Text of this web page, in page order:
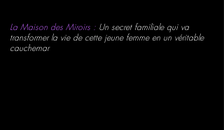
La Maison des Miroirs : Un secret familiale qui va
transformer la vie de cette jeune femme en un véritable
cauchemar